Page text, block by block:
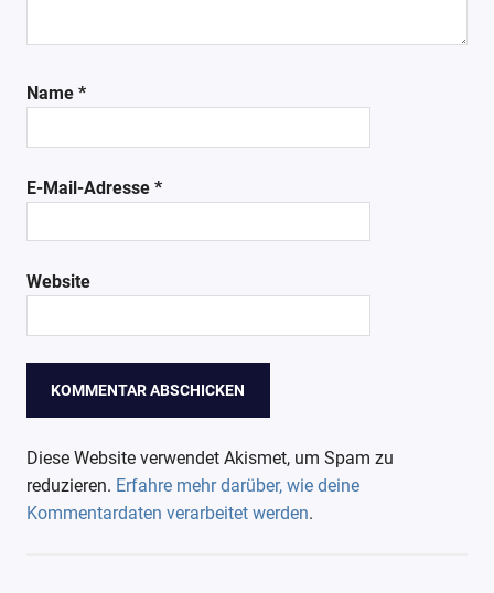
Name *
E-Mail-Adresse *
Website
Diese Website verwendet Akismet, um Spam zu
reduzieren. Erfahre mehr darüber, wie deine
Kommentardaten verarbeitet werden.